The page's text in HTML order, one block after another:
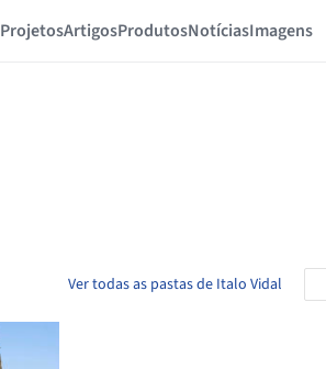
ProjetosArtigosProdutosNotíciasImagens
Ver todas as pastas de Italo Vidal